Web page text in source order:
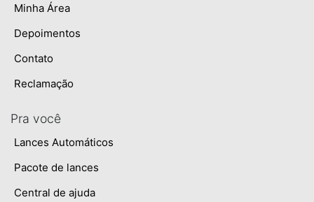
Minha Área
Depoimentos
Contato
Reclamação
Pra você
Lances Automáticos
Pacote de lances
Central de ajuda